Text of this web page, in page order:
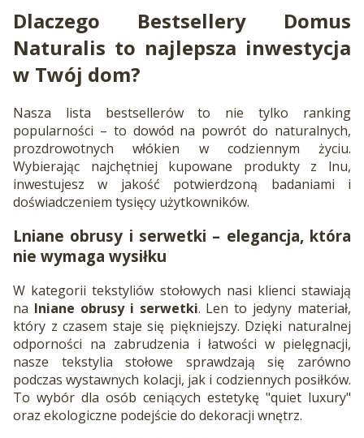
Dlaczego Bestsellery Domus
Naturalis to najlepsza inwestycja
w Twój dom?
Nasza lista bestsellerów to nie tylko ranking
popularności – to dowód na powrót do naturalnych,
prozdrowotnych włókien w codziennym życiu.
Wybierając najchętniej kupowane produkty z lnu,
inwestujesz w jakość potwierdzoną badaniami i
doświadczeniem tysięcy użytkowników.
Lniane obrusy i serwetki – elegancja, która
nie wymaga wysiłku
W kategorii tekstyliów stołowych nasi klienci stawiają
na lniane obrusy i serwetki. Len to jedyny materiał,
który z czasem staje się piękniejszy. Dzięki naturalnej
odporności na zabrudzenia i łatwości w pielęgnacji,
nasze tekstylia stołowe sprawdzają się zarówno
podczas wystawnych kolacji, jak i codziennych posiłków.
To wybór dla osób ceniących estetykę "quiet luxury"
oraz ekologiczne podejście do dekoracji wnętrz.